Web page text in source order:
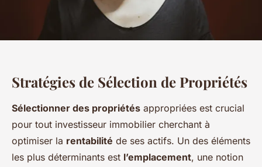
Stratégies de Sélection de Propriétés
Sélectionner des propriétés appropriées est crucial
pour tout investisseur immobilier cherchant à
optimiser la rentabilité de ses actifs. Un des éléments
les plus déterminants est l’emplacement, une notion